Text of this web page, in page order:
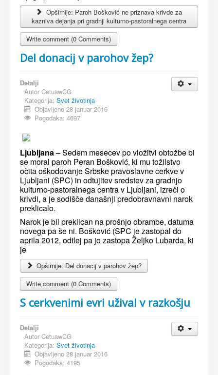
Opširnije: Paroh Bošković ne priznava krivde za
kazniva dejanja pri gradnji kulturno-pastoralnega centra
Write comment (0 Comments)
Del donacij v parohov žep?
Detalji
Autor CetuawCG
Kategorija: Svet životinja
Objavljeno 28 januar 2016
Pogodaka: 4697
Ljubljana– Sedem mesecev po vložitvi obtožbe bi
se moral paroh Peran Bošković, ki mu tožilstvo
očita oškodovanje Srbske pravoslavne cerkve v
Ljubljani (SPC) in odtujitev sredstev za gradnjo
kulturno-pastoralnega centra v Ljubljani, izreči o
krivdi, a je sodišče današnji predobravnavni narok
preklicalo.
Narok je bil preklican na prošnjo obrambe, datuma
novega pa še ni. Bošković (SPC je zastopal do
aprila 2012, odtlej pa jo zastopa Željko Lubarda, ki
je
Opširnije: Del donacij v parohov žep?
Write comment (0 Comments)
S cerkvenimi evri užival v razkošju
Detalji
Autor CetuawCG
Kategorija: Svet životinja
Objavljeno 28 januar 2016
Pogodaka: 4195